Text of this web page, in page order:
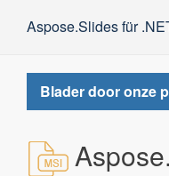
Aspose.Slides für
Blader door onze